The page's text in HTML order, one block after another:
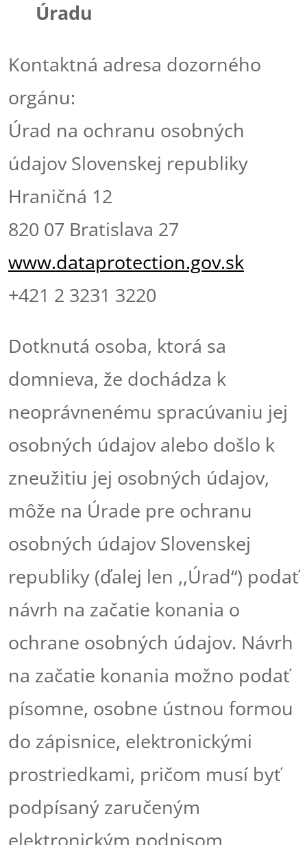
Úradu
Kontaktná adresa dozorného
orgánu:
Úrad na ochranu osobných
údajov Slovenskej republiky
Hraničná 12
820 07 Bratislava 27
www.dataprotection.gov.sk
+421 2 3231 3220
Dotknutá osoba, ktorá sa
domnieva, že dochádza k
neoprávnenému spracúvaniu jej
osobných údajov alebo došlo k
zneužitiu jej osobných údajov,
môže na Úrade pre ochranu
osobných údajov Slovenskej
republiky (ďalej len ,,Úrad“) podať
návrh na začatie konania o
ochrane osobných údajov. Návrh
na začatie konania možno podať
písomne, osobne ústnou formou
do zápisnice, elektronickými
prostriedkami, pričom musí byť
podpísaný zaručeným